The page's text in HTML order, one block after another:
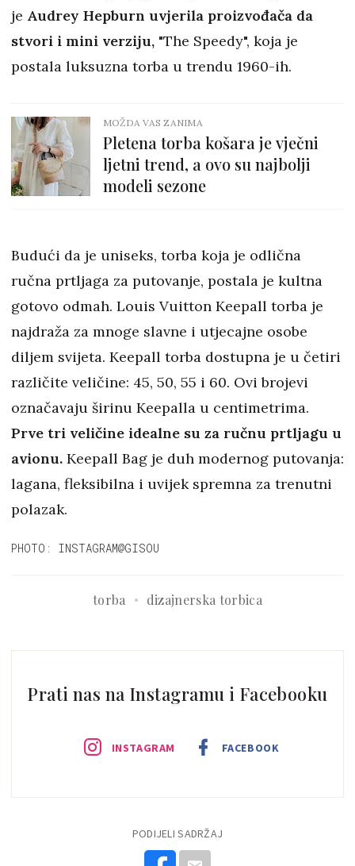
je Audrey Hepburn uvjerila proizvođača da
stvori i mini verziju, "The Speedy", koja je
postala luksuzna torba u trendu 1960-ih.
MOŽDA VAS ZANIMA
Pletena torba košara je vječni
ljetni trend, a ovo su najbolji
modeli sezone
Budući da je uniseks, torba koja je odlična
ručna prtljaga za putovanje, postala je kultna
gotovo odmah. Louis Vuitton Keepall torba je
najdraža za mnoge slavne i utjecajne osobe
diljem svijeta. Keepall torba dostupna je u četiri
različite veličine: 45, 50, 55 i 60. Ovi brojevi
označavaju širinu Keepalla u centimetrima.
Prve tri veličine idealne su za ručnu prtljagu u
avionu. Keepall Bag je duh modernog putovanja:
lagana, fleksibilna i uvijek spremna za trenutni
polazak.
PHOTO: INSTAGRAM@GISOU
torba dizajnerska torbica
Prati nas na Instagramu i Facebooku
INSTAGRAM FACEBOOK
PODIJELI SADRŽAJ